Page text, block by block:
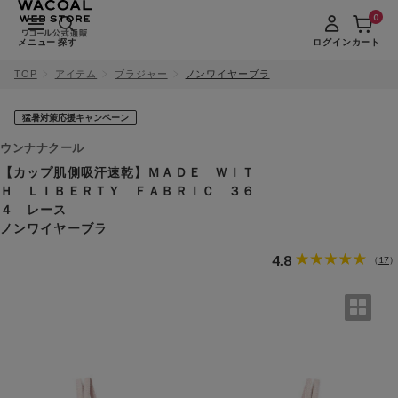
メニュー 探す ログインカート
0
TOP アイテム ブラジャー ノンワイヤーブラ
猛暑対策応援キャンペーン
ウンナナクール
【カップ肌側吸汗速乾】ＭＡＤＥ ＷＩＴ
Ｈ ＬＩＢＥＲＴＹ ＦＡＢＲＩＣ ３６
４ レース
ノンワイヤーブラ
4.8 （ 17）